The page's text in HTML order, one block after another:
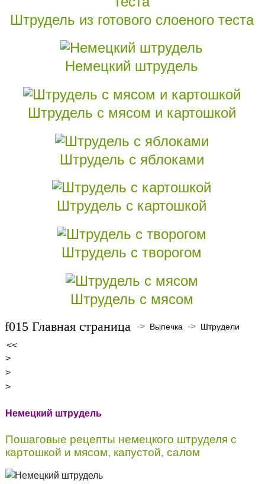
Штрудель из готового слоеного теста
Немецкий штрудель
Штрудель с мясом и картошкой
Штрудель с яблоками
Штрудель с картошкой
Штрудель с творогом
Штрудель с мясом
Главная страница -> Выпечка -> Штрудели
<<
>
>
>
Немецкий штрудель
Пошаговые рецепты немецкого штруделя с
картошкой и мясом, капустой, салом